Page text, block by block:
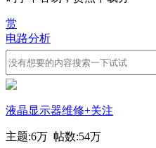
赏
电路分析
液晶显示器维修+关注
主题:6万 帖数:54万